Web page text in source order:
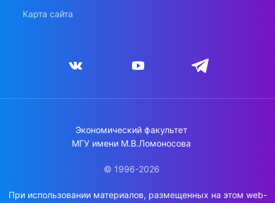
Карта сайта
Экономический факультет
МГУ имени М.В.Ломоносова
© 1996-2026
При использовании материалов, размещенных на этом web-